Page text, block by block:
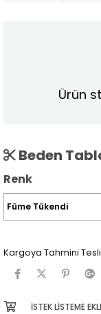
Ürün
Beden
Renk
Kargoya Tahmini
İSTEK LISTEME